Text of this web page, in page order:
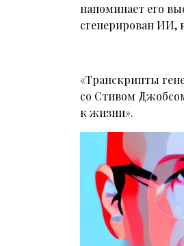
напоминает его
сгенерирован ИИ,
«Транскрипты
со Стивом
к жизни».